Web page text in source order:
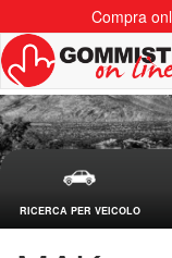
Compra
RICERCA PER VEICOLO